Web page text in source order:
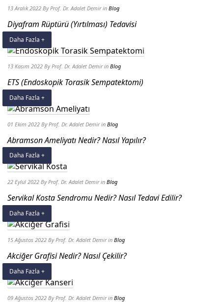
13 Aralık 2022 By Prof. Dr. Adalet Demir in Blog
Diyafram Rüptürü (Yırtılması) Tedavisi
Daha Fazla +
13 Kasım 2022 By Prof. Dr. Adalet Demir in Blog
ETS (Endoskopik Torasik Sempatektomi)
Daha Fazla +
01 Ekim 2022 By Prof. Dr. Adalet Demir in Blog
Abramson Ameliyatı Nedir? Nasıl Yapılır?
Daha Fazla +
22 Eylül 2022 By Prof. Dr. Adalet Demir in Blog
Servikal Kosta Sendromu Nedir? Nasıl Tedavi Edilir?
Daha Fazla +
15 Ağustos 2022 By Prof. Dr. Adalet Demir in Blog
Akciğer Grafisi Nedir? Nasıl Çekilir?
Daha Fazla +
09 Ağustos 2022 By Prof. Dr. Adalet Demir in Blog